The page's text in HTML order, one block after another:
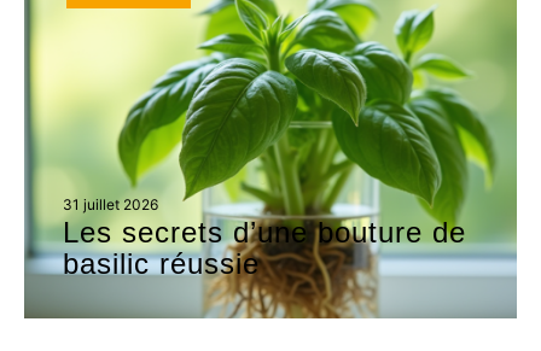
31 juillet 2026
Les secrets d’une bouture de
basilic réussie